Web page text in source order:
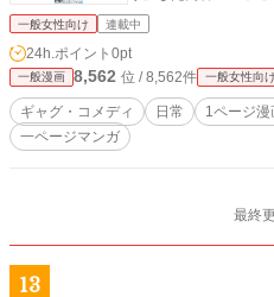
一般女性向け 連載中
24h.ポイント 0pt
一般漫画 8,562 位 / 8,562件 一般女性向け
ギャグ・コメディ 日常 1ページ漫
一ページマンガ
最終
13